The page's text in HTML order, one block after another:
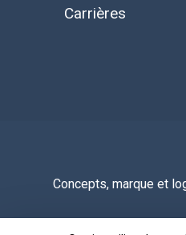
Carrières
Concepts, marque et